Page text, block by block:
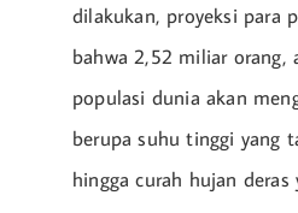
dilakukan, proyeksi para
bahwa 2,52 miliar orang,
populasi dunia akan
berupa suhu tinggi yang
hingga curah hujan